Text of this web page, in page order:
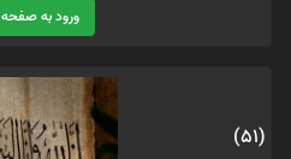
ورود به صفحه
(51)